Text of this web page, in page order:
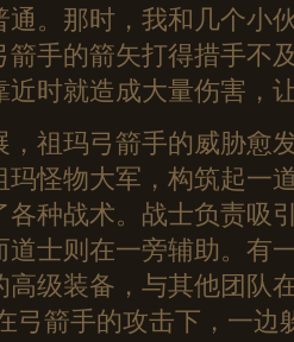
通。那时，我和几个小
箭手的箭矢打得措手不
近时就造成大量伤害，
祖玛弓箭手的威胁愈
玛怪物大军，构筑起一
各种战术。战士负责吸
道士则在一旁辅助。有
高级装备，与其他团队
弓箭手的攻击下，一边